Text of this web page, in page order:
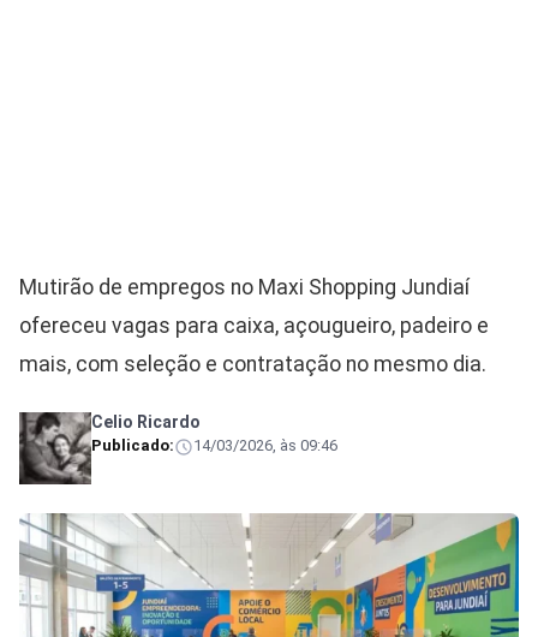
Mutirão de empregos no Maxi Shopping Jundiaí
ofereceu vagas para caixa, açougueiro, padeiro e
mais, com seleção e contratação no mesmo dia.
Celio Ricardo
Publicado: 14/03/2026, às 09:46